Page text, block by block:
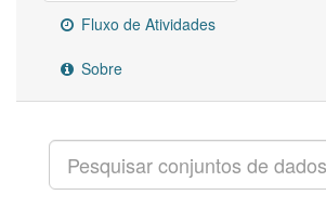
Fluxo de Atividades
Sobre